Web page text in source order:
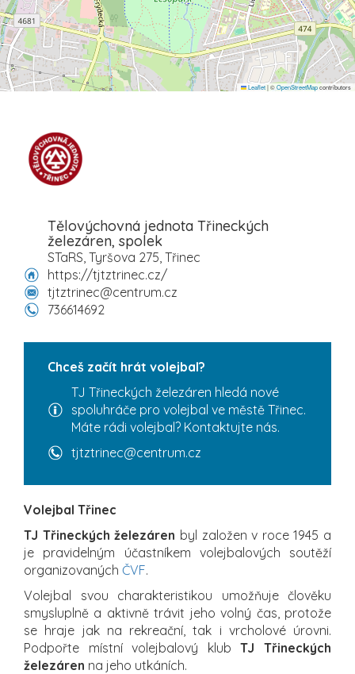
Leaflet|©OpenStreetMapcontributors
Tělovýchovná jednota Třineckých
železáren, spolek
STaRS, Tyršova 275, Třinec
https://tjtztrinec.cz/
tjtztrinec@centrum.cz
736614692
Chceš začít hrát volejbal?
TJ Třineckých železáren hledá nové
spoluhráče pro volejbal ve městě Třinec.
Máte rádi volejbal? Kontaktujte nás.
tjtztrinec@centrum.cz
Volejbal Třinec
TJ Třineckých železáren byl založen v roce 1945 a
je pravidelným účastníkem volejbalových soutěží
organizovaných ČVF.
Volejbal svou charakteristikou umožňuje člověku
smysluplně a aktivně trávit jeho volný čas, protože
se hraje jak na rekreační, tak i vrcholové úrovni.
Podpořte místní volejbalový klubTJ Třineckých
železáren na jeho utkáních.